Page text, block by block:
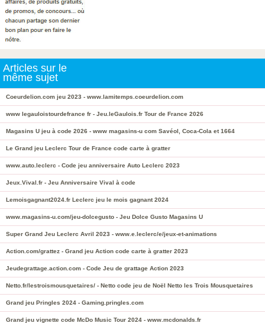
Articles sur le
même sujet
Coeurdelion.com jeu 2023 - www.lamitemps.coeurdelion.com
www legauloistourdefrance fr - Jeu.leGaulois.fr Tour de France 2026
Magasins U jeu à code 2026 - www magasins-u com Savéol, Coca-Cola et 1664
Le Grand jeu Leclerc Tour de France code carte à gratter
www.auto.leclerc - Code jeu anniversaire Auto Leclerc 2023
Jeux.Vival.fr - Jeu Anniversaire Vival à code
Lemoisgagnant2024.fr Leclerc jeu le mois gagnant 2024
www.magasins-u.com/jeu-dolcegusto - Jeu Dolce Gusto Magasins U
Super Grand Jeu Leclerc Avril 2023 - www.e.leclerc/e/jeux-et-animations
Action.com/grattez - Grand jeu Action code carte à gratter 2023
Jeudegrattage.action.com - Code Jeu de grattage Action 2023
Netto.fr/lestroismousquetaires/ - Netto code jeu de Noël Netto les Trois Mousquetaires
Grand jeu Pringles 2024 - Gaming.pringles.com
Grand jeu vignette code McDo Music Tour 2024 - www.mcdonalds.fr